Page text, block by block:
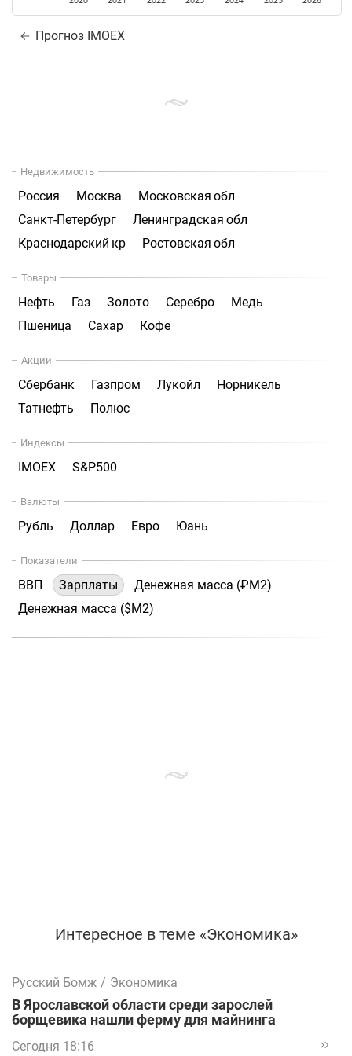
Прогноз IMOEX
Недвижимость
Россия Москва
Московская обл
Санкт-Петербург
Ленинградская обл
Краснодарский кр
Ростовская обл
Товары
Нефть Газ Золото Серебро
Медь
Пшеница
Сахар Кофе
Акции
Сбербанк Газпром Лукойл
Норникель
Татнефть
Полюс
Индексы
IMOEX S&P500
Валюты
Рубль Доллар Евро Юань
Показатели
ВВП Зарплаты
Денежная масса (₽М2)
Денежная масса ($М2)
Интересное в теме «Экономика»
Русский Бомж / Экономика
В Ярославской области среди зарослей
борщевика нашли ферму для майнинга
Сегодня 18:16